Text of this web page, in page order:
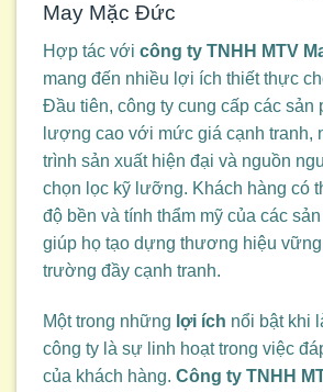
May Mặc Đức
Hợp tác với công ty TNHH MTV
mang đến nhiều lợi ích thiết thực
Đầu tiên, công ty cung cấp các sản
lượng cao với mức giá cạnh tranh,
trình sản xuất hiện đại và nguồn
chọn lọc kỹ lưỡng. Khách hàng có
độ bền và tính thẩm mỹ của các
giúp họ tạo dựng thương hiệu vững
trường đầy cạnh tranh.
Một trong những lợi ích nổi bật khi
công ty là sự linh hoạt trong việc
của khách hàng. Công ty TNHH